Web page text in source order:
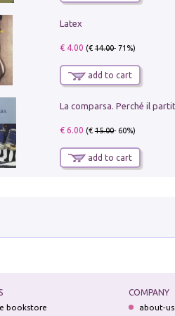
Latex
€ 4.00 (€14.00- 71%)
add to cart
€ 6.00 (€15.00- 60%)
add to cart
bookstore
COMPANY
about-us